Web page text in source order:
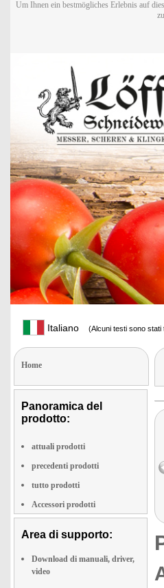
Um Ihnen ein bestmögliches Erlebnis auf
Italiano (Alcuni testi sono stati
Home
Panoramica del
prodotto:
attuali prodotti
precedenti prodotti
tutto prodotti
Accessori prodotti
Area di supporto:
Download di manuali, driver,
video